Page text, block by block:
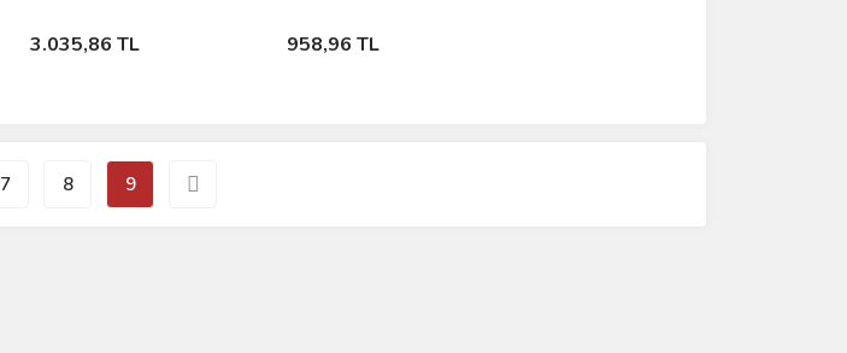
Taşıma Çantası
3.035,86 TL
Stokta Yok 958,96 TL
Stokta Yok
7 8 9